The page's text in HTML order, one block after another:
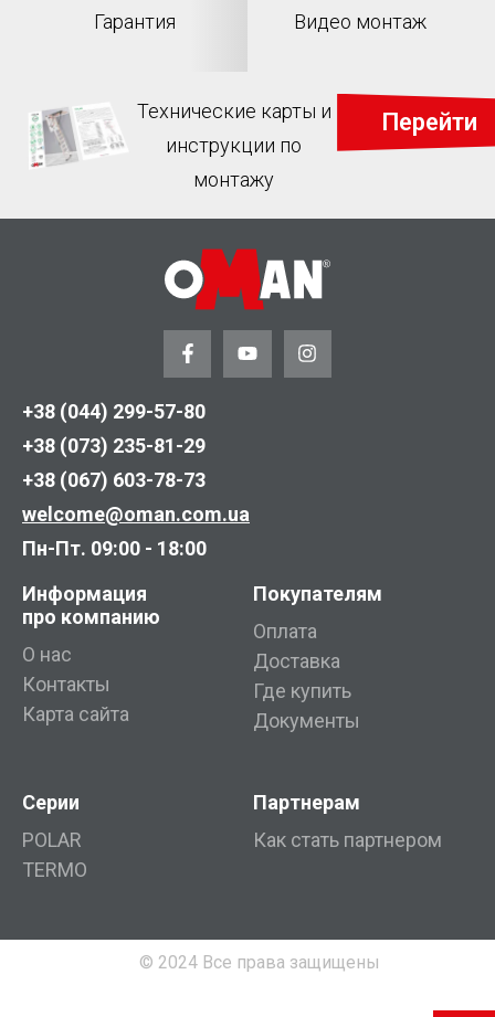
Гарантия Видео монтаж
Технические карты и
инструкции по
монтажу
Перейти
+38 (044) 299-57-80
+38 (073) 235-81-29
+38 (067) 603-78-73
welcome@oman.com.ua
Пн-Пт. 09:00 - 18:00
Информация
про компанию
О нас
Контакты
Карта сайта
Покупателям
Оплата
Доставка
Где купить
Документы
Серии
POLAR
TERMO
Партнерам
Как стать партнером
© 2024 Все права защищены